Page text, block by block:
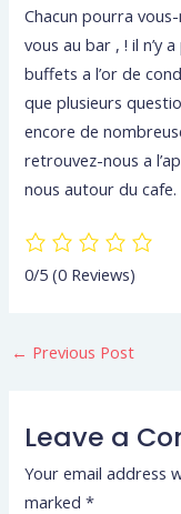
Chacun pourra
vous au bar , ! il n’y
buffets a l’or de
que plusieurs
encore de
retrouvez-nous a
nous autour du cafe.
0/5(0 Reviews)
← Previous Post
Leave a
Your email address
marked*